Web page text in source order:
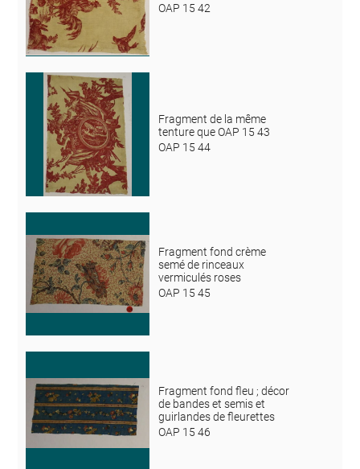
OAP 15 42
Fragment de la même
tenture que OAP 15 43
OAP 15 44
Fragment fond crème
semé de rinceaux
vermiculés roses
OAP 15 45
Fragment fond fleu ; décor
de bandes et semis et
guirlandes de fleurettes
OAP 15 46